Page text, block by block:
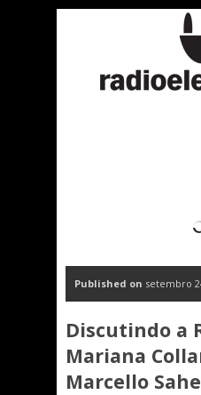
Published on setembro
Discutindo a
Mariana
Marcello